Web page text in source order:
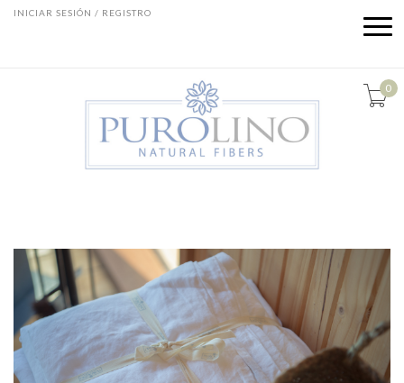
INICIAR SESIÓN / REGISTRO
0